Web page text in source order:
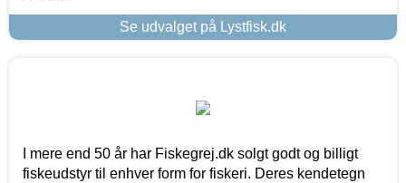
Se udvalget på Lystfisk.dk
I mere end 50 år har Fiskegrej.dk solgt godt og billigt
fiskeudstyr til enhver form for fiskeri. Deres kendetegn